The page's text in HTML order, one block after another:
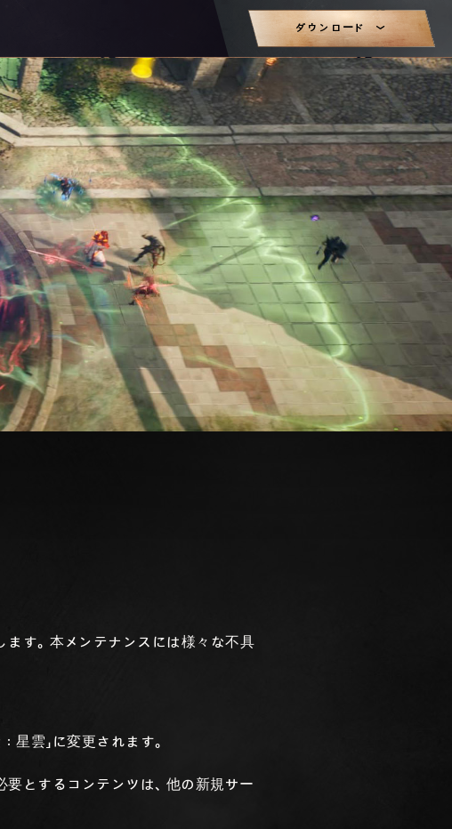
ダウンロード
す。本メンテナンスには様々な不具
雲」に変更されます。
とするコンテンツは、他の新規サー